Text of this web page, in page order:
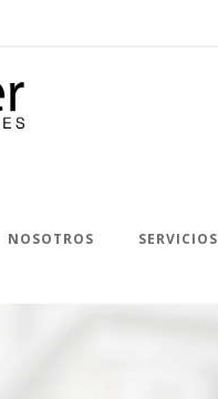
NOSOTROS SERVICIOS